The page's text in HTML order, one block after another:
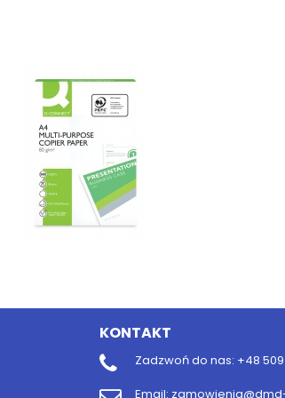
KONTAKT
Zadzwoń do nas: +48 509
Email: